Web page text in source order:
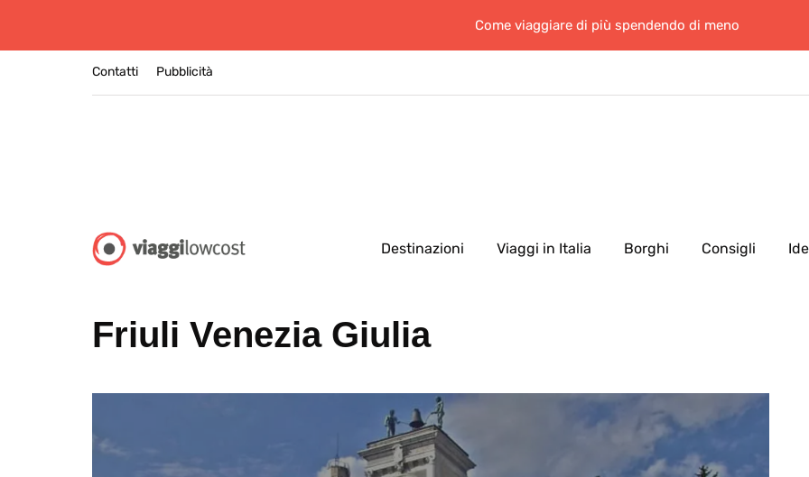
Come viaggiare di più spendendo di meno
Contatti Pubblicità
Destinazioni Viaggi in Italia Borghi Consigli
Friuli Venezia Giulia